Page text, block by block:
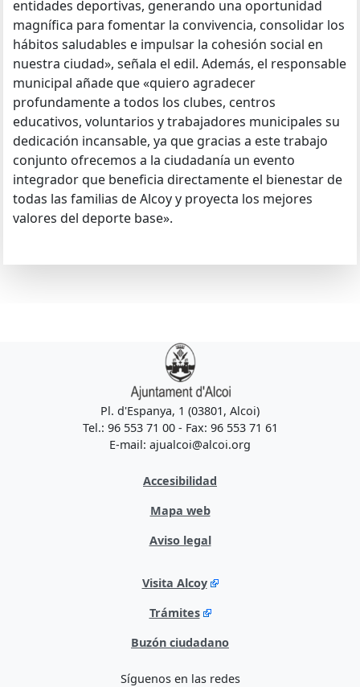
entidades deportivas, generando una oportunidad
magnífica para fomentar la convivencia, consolidar los
hábitos saludables e impulsar la cohesión social en
nuestra ciudad», señala el edil. Además, el responsable
municipal añade que «quiero agradecer
profundamente a todos los clubes, centros
educativos, voluntarios y trabajadores municipales su
dedicación incansable, ya que gracias a este trabajo
conjunto ofrecemos a la ciudadanía un evento
integrador que beneficia directamente el bienestar de
todas las familias de Alcoy y proyecta los mejores
valores del deporte base».
Pl. d'Espanya, 1 (03801, Alcoi)
Tel.: 96 553 71 00 - Fax: 96 553 71 61
E-mail: ajualcoi@alcoi.org
Accesibilidad
Mapa web
Aviso legal
Visita Alcoy
Trámites
Buzón ciudadano
Síguenos en las redes